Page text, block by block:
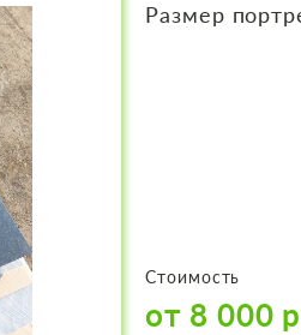
Размер
Стоимость
от 8 000